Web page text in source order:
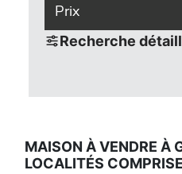
Prix
Recherche
MAISON À VENDRE À
LOCALITÉS